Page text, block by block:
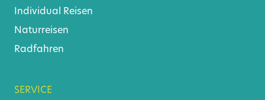
Individual Reisen
Naturreisen
Radfahren
SERVICE